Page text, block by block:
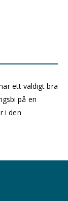
ett väldigt bra
på en
i den